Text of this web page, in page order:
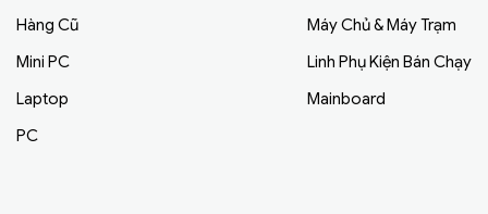
Hàng Cũ
Mini PC
Laptop
PC
Máy Chủ & Máy Trạm
Linh Phụ Kiện Bán Chạy
Mainboard